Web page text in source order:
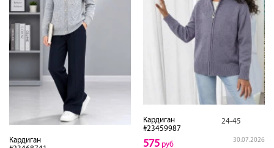
Кардиган
Кардиган
#23459987
24-45
30.07.2026
575 руб